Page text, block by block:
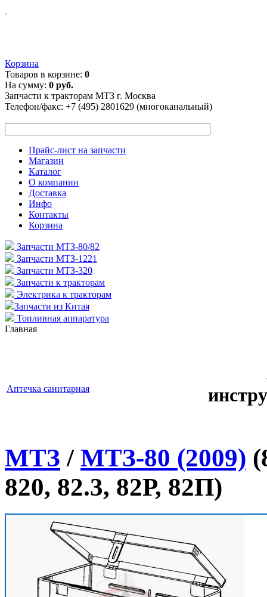
Корзина
Товаров в корзине: 0
На сумму: 0 руб.
Запчасти к тракторам МТЗ г. Москва
Телефон/факс: +7 (495) 2801629 (многоканальный)
Прайс-лист на запчасти
Магазин
Каталог
О компании
Доставка
Инфо
Контакты
Корзина
Запчасти МТЗ-80/82
Запчасти МТЗ-1221
Запчасти МТЗ-320
Запчасти к тракторам
Электрика к тракторам
Запчасти из Китая
Топливная аппаратура
Главная
Аптечка санитарная
МТЗ / МТЗ-80 (2009)
820, 82.3, 82Р, 82П)